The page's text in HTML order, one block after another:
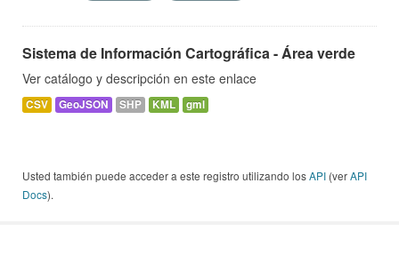
Sistema de Información Cartográfica - Área verde
Ver catálogo y descripción en este enlace
CSV GeoJSON SHP KML gml
Usted también puede acceder a este registro utilizando losAPI (verAPI
Docs).